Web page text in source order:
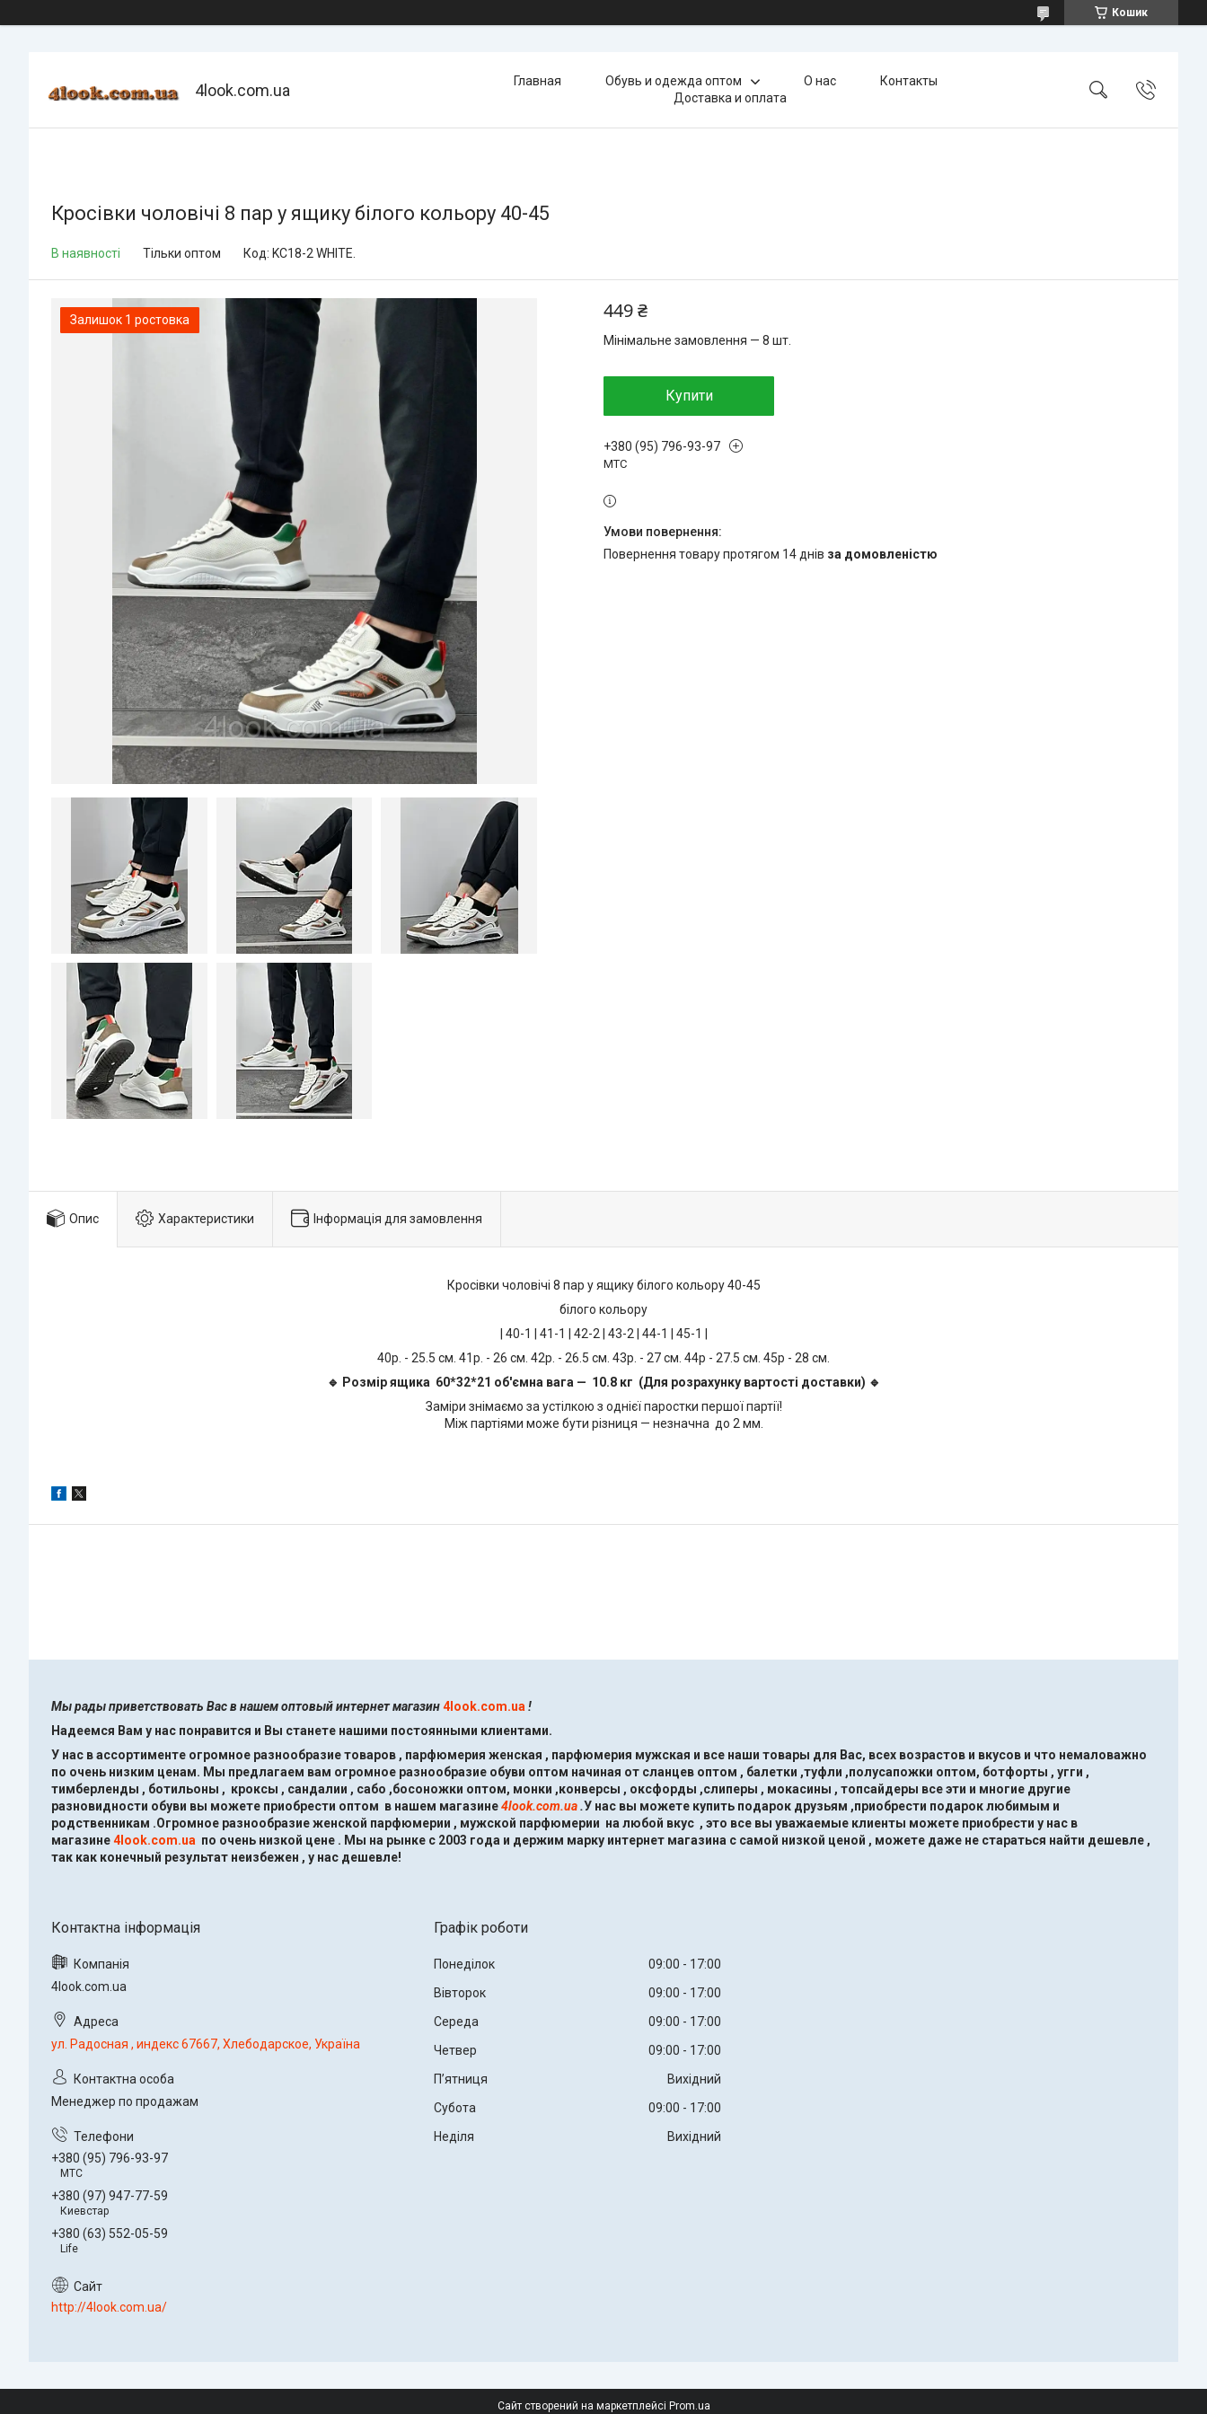
Кошик
4look.com.ua Главная Обувь и одежда оптом О нас
Контакты
Доставка и оплата
Кросівки чоловічі 8 пар у ящику білого кольору 40-45
В наявності Тільки оптом Код: KC18-2 WHITE.
Залишок 1 ростовка 449 ₴
Мінімальне замовлення — 8 шт.
Купити
+380 (95) 796-93-97
МТС
повернення товару протягом 14 днів за домовленістю
Опис Характеристики Інформація для замовлення
Кросівки чоловічі 8 пар у ящику білого кольору 40-45
білого кольору
| 40-1 | 41-1 | 42-2 | 43-2 | 44-1 | 45-1 |
40р. - 25.5 см. 41р. - 26 см. 42р. - 26.5 см. 43р. - 27 см. 44р - 27.5 см. 45р - 28 см.
🔹 Розмір ящика 60*32*21 об'ємна вага — 10.8 кг (Для розрахунку вартості доставки) 🔹
Заміри знімаємо за устілкою з однієї паростки першої партії!
Між партіями може бути різниця — незначна до 2 мм.
Мы рады приветствовать Вас в нашем оптовый интернет магазин4look.com.ua !
Надеемся Вам у нас понравится и Вы станете нашими постоянными клиентами.
У нас в ассортименте огромное разнообразие товаров , парфюмерия женская , парфюмерия мужская и все наши товары для Вас, всех возрастов и вкусов и что немаловажно
по очень низким ценам. Мы предлагаем вам огромное разнообразие обуви оптом начиная от сланцев оптом , балетки ,туфли ,полусапожки оптом, ботфорты , угги ,
тимберленды , ботильоны , кроксы , сандалии , сабо ,босоножки оптом, монки ,конверсы , оксфорды ,слиперы , мокасины , топсайдеры все эти и многие другие
разновидности обуви вы можете приобрести оптом в нашем магазине4look.com.ua.У нас вы можете купить подарок друзьям ,приобрести подарок любимым и
родственникам .Огромное разнообразие женской парфюмерии , мужской парфюмерии на любой вкус , это все вы уважаемые клиенты можете приобрести у нас в
магазине4look.com.ua по очень низкой цене . Мы на рынке с 2003 года и держим марку интернет магазина с самой низкой ценой , можете даже не стараться найти дешевле ,
так как конечный результат неизбежен , у нас дешевле!
4look.com.ua
ул. Радосная , индекс 67667, Хлебодарское, Україна
Менеджер по продажам
+380 (95) 796-93-97
МТС
+380 (97) 947-77-59
Киевстар
+380 (63) 552-05-59
Life
http://4look.com.ua/
Графік роботи
Понеділок 09:00
17:00
Вівторок
09:00
17:00
Середа
09:00
17:00
Четвер
09:00
17:00
Пʼятниця
Вихідний
Субота
09:00
17:00
Неділя
Вихідний
Сайт створений на маркетплейсі Prom.ua